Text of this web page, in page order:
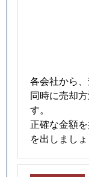
各会社から、
同時に売却
す。
正確な金額
を出しましょ